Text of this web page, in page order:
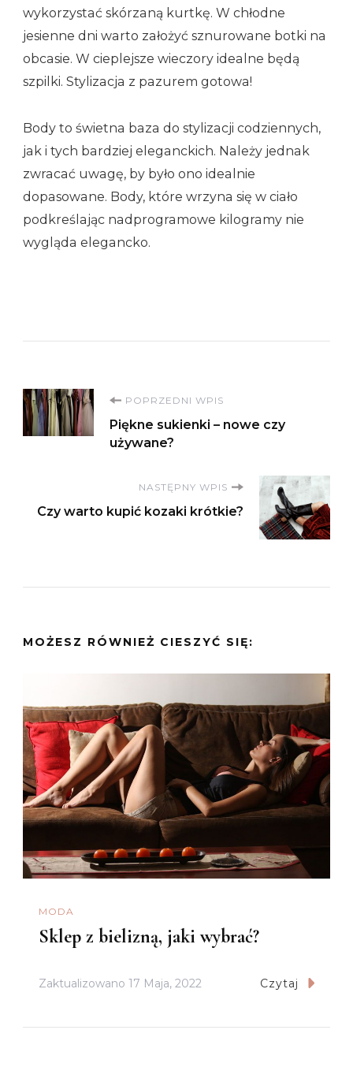
wykorzystać skórzaną kurtkę. W chłodne
jesienne dni warto założyć sznurowane botki na
obcasie. W cieplejsze wieczory idealne będą
szpilki. Stylizacja z pazurem gotowa!
Body to świetna baza do stylizacji codziennych,
jak i tych bardziej eleganckich. Należy jednak
zwracać uwagę, by było ono idealnie
dopasowane. Body, które wrzyna się w ciało
podkreślając nadprogramowe kilogramy nie
wygląda elegancko.
Nawigacja
wpisu
POPRZEDNI WPIS
Piękne sukienki – nowe czy
używane?
NASTĘPNY WPIS
Czy warto kupić kozaki krótkie?
MOŻESZ RÓWNIEŻ CIESZYĆ SIĘ:
MODA
Sklep z bielizną, jaki wybrać?
Zaktualizowano 17 Maja, 2022 Czytaj